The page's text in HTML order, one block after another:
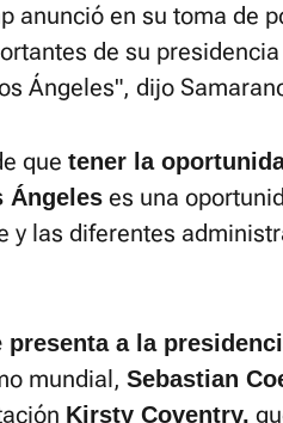
anunció en su toma de
de su
Ángeles", dijo
que tener la
Ángeles es una
y las diferentes
presenta a la
mundial, Sebastian
Kirsty Coventry,